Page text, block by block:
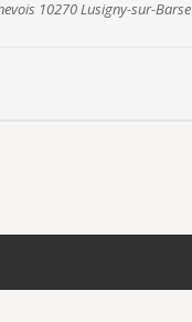
10270 Lusigny-sur-Barse